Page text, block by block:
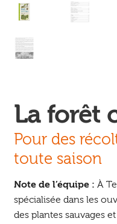
La forêt
Pour des
toute saison
Note de l’équipe : À
spécialisée dans les
des plantes sauvages